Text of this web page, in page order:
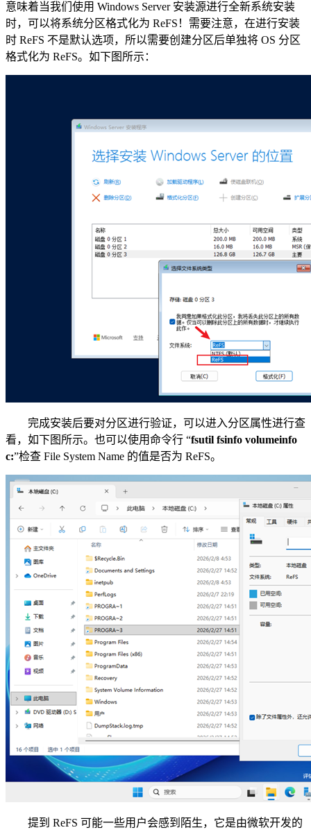
意味着当我们使用 Windows Server 安装源进行全新系统安装
时，可以将系统分区格式化为 ReFS！需要注意，在进行安装
时 ReFS 不是默认选项，所以需要创建分区后单独将 OS 分区
格式化为 ReFS。如下图所示：
完成安装后要对分区进行验证，可以进入分区属性进行查
看，如下图所示。也可以使用命令行 “fsutil fsinfo volumeinfo
c:”检查 File System Name 的值是否为 ReFS。
提到 ReFS 可能一些用户会感到陌生，它是由微软开发的